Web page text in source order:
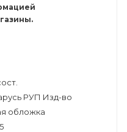
РУП Изд-во
обложка